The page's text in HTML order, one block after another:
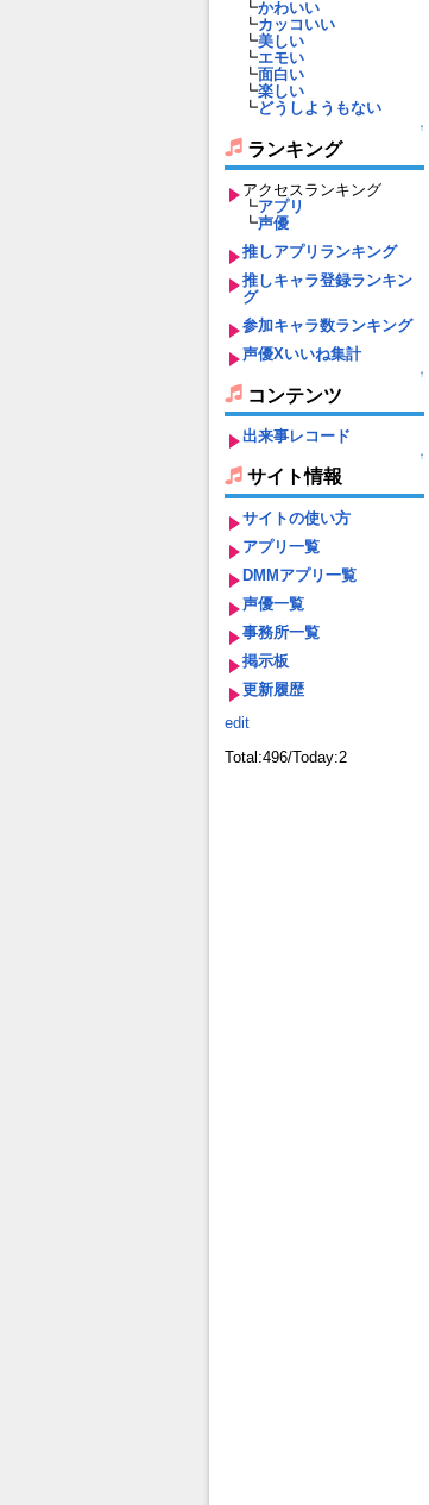
┗かわいい
┗カッコいい
┗美しい
┗エモい
┗面白い
┗楽しい
┗どうしようもない
↑
ランキング
アクセスランキング
┗アプリ
┗声優
推しアプリランキング
推しキャラ登録ランキン
グ
参加キャラ数ランキング
声優Xいいね集計
↑
コンテンツ
出来事レコード
↑
サイト情報
サイトの使い方
アプリ一覧
DMMアプリ一覧
声優一覧
事務所一覧
掲示板
更新履歴
edit
Total:496/Today:2